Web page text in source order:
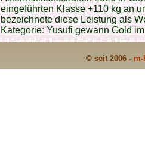
eingeführten Klasse +110 kg an
bezeichnete diese Leistung als
Kategorie: Yusufi gewann Gold
© seit 2006 -